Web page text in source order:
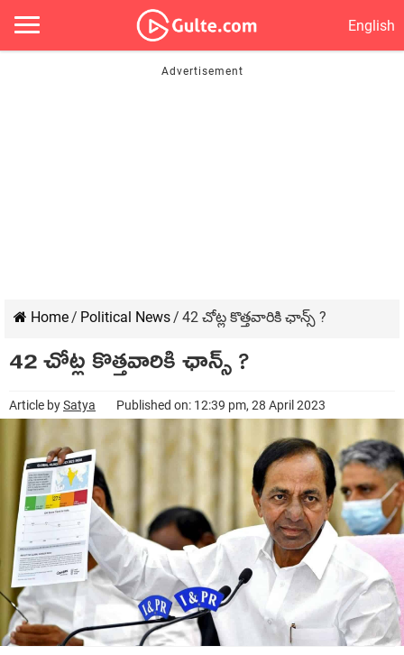
English
Home/ Political News/ 42 చోట్ల కొత్తవారికి ఛాన్స్ ?
42 చోట్ల కొత్తవారికి ఛాన్స్ ?
Article bySatya Published on: 12:39 pm, 28 April 2023